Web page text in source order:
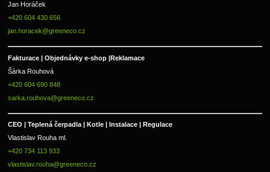
Jan Horáček
+420 604 430 656
jan.horacek@greeneco.cz
Fakturace | Objednávky e-shop |Reklamace
Šárka Rouhová
+420 604 690 848
sarka.rouhova@greeneco.cz
CEO | Teplená čerpadla | Kotle | Instalace | Regulace
Vlastislav Rouha ml.
+420 734 113 933
vlastislav.rouha@greeneco.cz